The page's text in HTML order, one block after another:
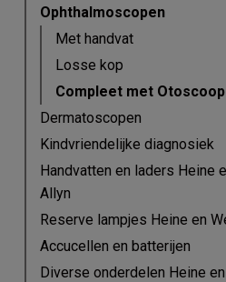
Ophthalmoscopen
Met handvat
Losse kop
Compleet met Otoscoop
Dermatoscopen
Kindvriendelijke diagnosiek
Handvatten en laders Heine
Allyn
Reserve lampjes Heine en
Accucellen en batterijen
Diverse onderdelen Heine